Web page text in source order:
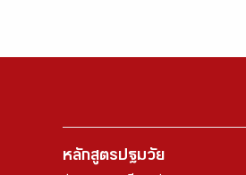
หลักสูตรปฐมวัย